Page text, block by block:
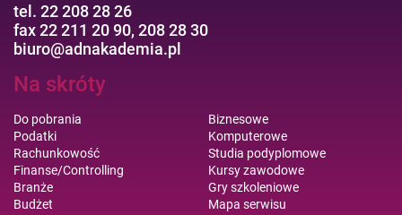
tel. 22 208 28 26
fax 22 211 20 90, 208 28 30
biuro@adnakademia.pl
Na skróty
Do pobrania
Podatki
Rachunkowość
Finanse/Controlling
Branże
Budżet
Biznesowe
Komputerowe
Studia podyplomowe
Kursy zawodowe
Gry szkoleniowe
Mapa serwisu